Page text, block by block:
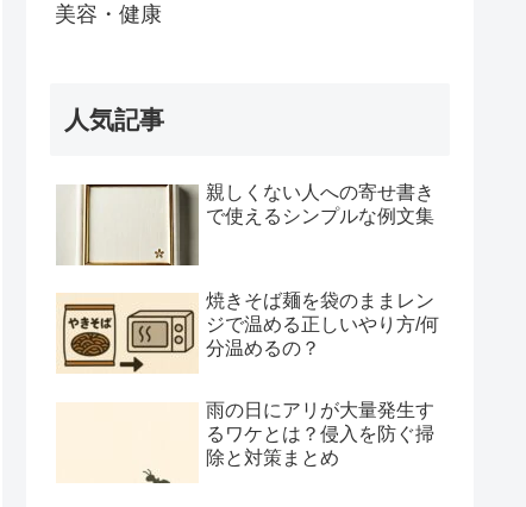
美容・健康
人気記事
親しくない人への寄せ書き
で使えるシンプルな例文集
焼きそば麺を袋のままレン
ジで温める正しいやり方/何
分温めるの？
雨の日にアリが大量発生す
るワケとは？侵入を防ぐ掃
除と対策まとめ